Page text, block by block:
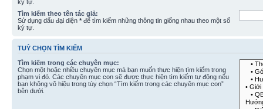
ký tự.
Tìm kiếm theo tên tác giả:
Sử dụng dấu đại diện * để tìm kiếm những thông tin giống nhau theo một số
ký tự.
TUỲ CHỌN TÌM KIẾM
Tìm kiếm trong các chuyên mục:
Chọn một hoặc nhiều chuyên mục mà bạn muốn thực hiện tìm kiếm trong
phạm vi đó. Các chuyên mục con sẽ được thực hiện tìm kiếm tự động nếu
bạn không vô hiệu trong tùy chọn “Tìm kiếm trong các chuyên mục con”
bên dưới.